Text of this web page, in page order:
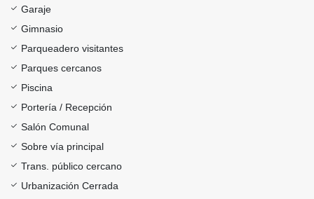
Garaje
Gimnasio
Parqueadero visitantes
Parques cercanos
Piscina
Portería / Recepción
Salón Comunal
Sobre vía principal
Trans. público cercano
Urbanización Cerrada